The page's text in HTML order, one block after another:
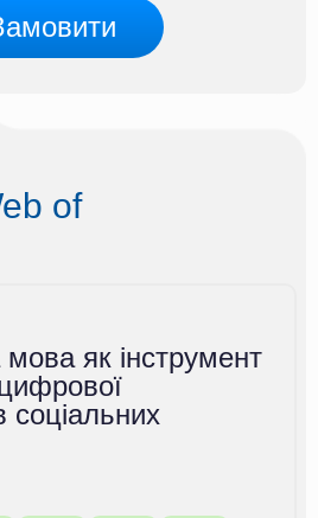
of
мова як інструмент
соціальних